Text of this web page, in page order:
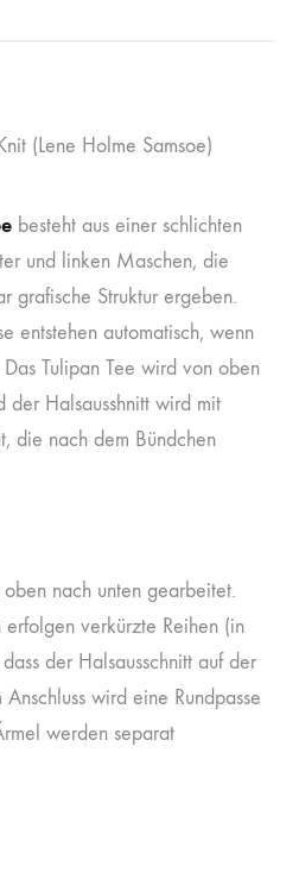
(Lene Holme Samsoe)
besteht aus einer schlichten
und linken Maschen, die
grafische Struktur ergeben.
entstehen automatisch, wenn
Tulipan Tee wird von oben
der Halsausshnitt wird mit
die nach dem Bündchen
nach unten gearbeitet.
verkürzte Reihen (in
der Halsausschnitt auf der
wird eine Rundpasse
werden separat